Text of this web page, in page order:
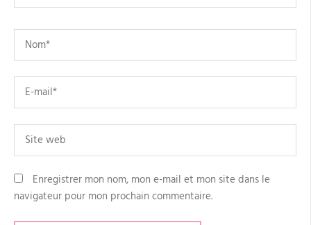
Name
Email
Site
web
Enregistrer mon nom, mon e-mail et mon site dans le
navigateur pour mon prochain commentaire.